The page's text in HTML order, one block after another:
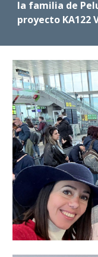
la familia de
proyecto KA122